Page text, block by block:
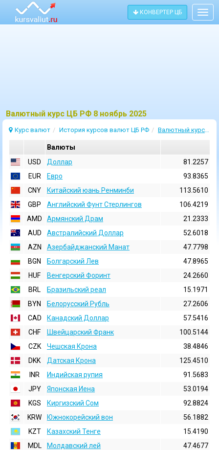
КОНВЕРТЕР ЦБ
Bалютный курс ЦБ РФ 8 ноябрь 2025
Курс валют История курсов валют ЦБ РФ Валютный курс 8 Ноябрь 2025
Валюты
USD
Доллар
81.2257
EUR
Евро
93.8365
CNY
Китайский юань Ренминби
113.5610
GBP
Английский Фунт Стерлингов
106.4219
AMD
Армянский Драм
21.2333
AUD
Австралийский Доллар
52.6018
AZN
Азербайджанский Манат
47.7798
BGN
Болгарский Лев
47.8965
HUF
Венгерский Форинт
24.2660
BRL
Бразильский реал
15.1971
BYN
Белорусский Рубль
27.2606
CAD
Канадский Доллар
57.5416
CHF
Швейцарский Франк
100.5144
CZK
Чешская Крона
38.4846
DKK
Датская Крона
125.4510
INR
Индийская pупия
91.5683
JPY
Японская Иена
53.0194
KGS
Киргизский Сом
92.8824
KRW
Южнокорейский вон
56.1882
KZT
Казахский Тенге
15.4190
MDL
Молдавский лей
47.4677